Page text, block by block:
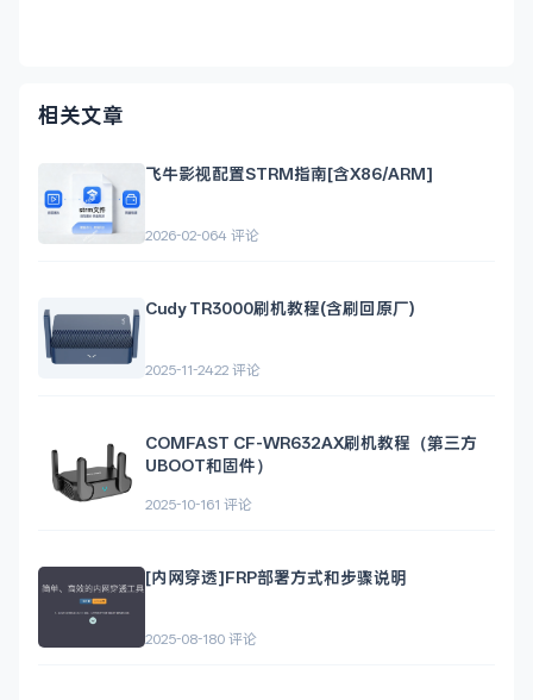
相关文章
飞牛影视配置STRM指南[含X86/ARM]
2026-02-064 评论
Cudy TR3000刷机教程(含刷回原厂)
2025-11-2422 评论
COMFAST CF-WR632AX刷机教程（第三方
UBOOT和固件）
2025-10-161 评论
[内网穿透]FRP部署方式和步骤说明
2025-08-180 评论